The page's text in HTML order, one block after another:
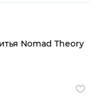
Nomad Theory